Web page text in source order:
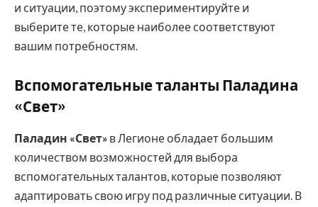
и ситуации, поэтому экспериментируйте и
выберите те, которые наиболее соответствуют
вашим потребностям.
Вспомогательные таланты Паладина
«Свет»
Паладин «Свет» в Легионе обладает большим
количеством возможностей для выбора
вспомогательных талантов, которые позволяют
адаптировать свою игру под различные ситуации. В